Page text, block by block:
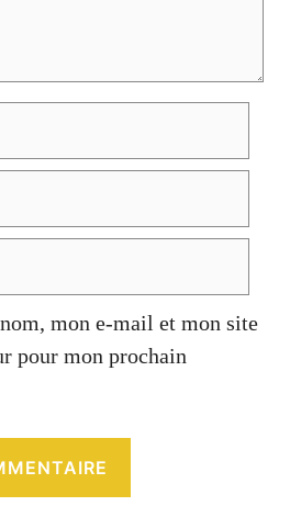
mon e-mail et mon site
pour mon prochain